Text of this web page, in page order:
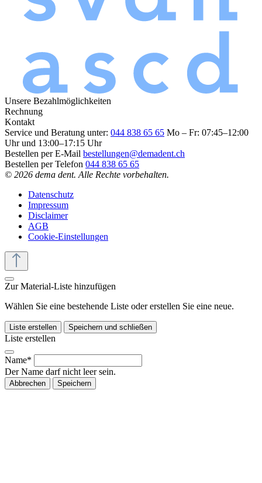
Unsere Bezahlmöglichkeiten
Rechnung
Kontakt
Service und Beratung unter: 044 838 65 65 Mo – Fr: 07:45–12:00
Uhr und 13:00–17:15 Uhr
Bestellen per E-Mail bestellungen@demadent.ch
Bestellen per Telefon 044 838 65 65
© 2026 dema dent. Alle Rechte vorbehalten.
Datenschutz
Impressum
Disclaimer
AGB
Cookie-Einstellungen
Zur Material-Liste hinzufügen
Wählen Sie eine bestehende Liste oder erstellen Sie eine neue.
Liste erstellen Speichern und schließen
Liste erstellen
Name*
Der Name darf nicht leer sein.
Abbrechen Speichern